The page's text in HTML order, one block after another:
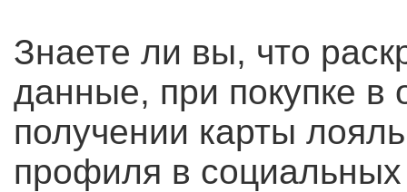
Знаете ли вы, что
данные, при покупке в
получении карты
профиля в социальных